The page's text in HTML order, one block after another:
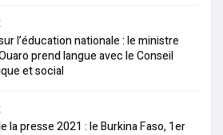
l’éducation nationale : le ministre
prend langue avec le Conseil
et social
la presse 2021 : le Burkina Faso, 1er